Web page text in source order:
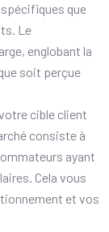
que
Le
englobant la
soit perçue
cible client
consiste à
ayant
Cela vous
et vos